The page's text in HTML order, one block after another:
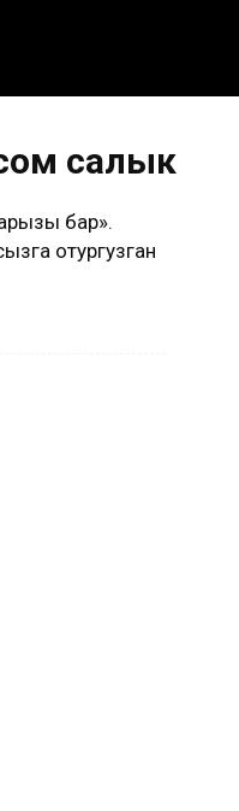
салык
бар».
отургузган